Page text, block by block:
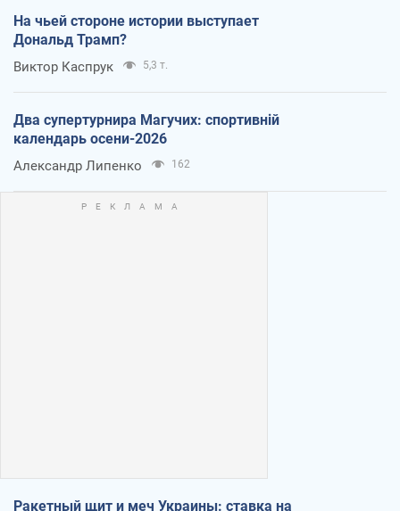
На чьей стороне истории выступает
Дональд Трамп?
Виктор Каспрук 5,3 т.
Два супертурнира Магучих: спортивній
календарь осени-2026
Александр Липенко 162
Ракетный щит и меч Украины: ставка на